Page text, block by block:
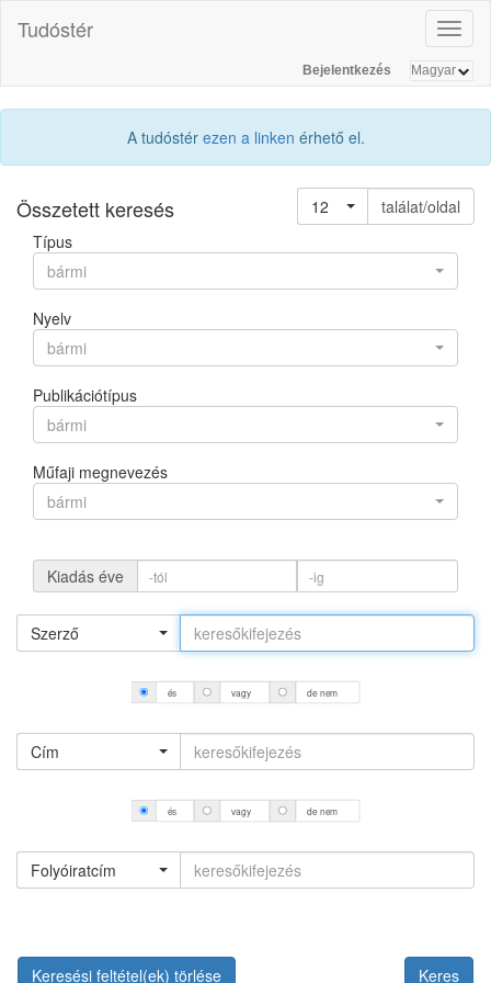
Tudóstér
Bejelentkezés
A tudóstér ezen a linken érhető el.
Összetett keresés 12
találat/oldal
Típus
bármi
Nyelv
bármi
Publikációtípus
bármi
Műfaji megnevezés
bármi
Kiadás éve
Szerző
és vagy de nem
Cím
és vagy de nem
Folyóiratcím
Keresési feltétel(ek) törlése